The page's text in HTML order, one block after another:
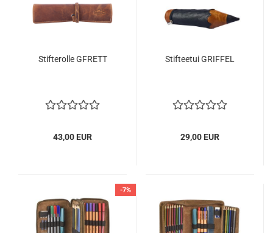
Stifterolle GFRETT
43,00 EUR
Stifteetui GRIFFEL
29,00 EUR
-7%